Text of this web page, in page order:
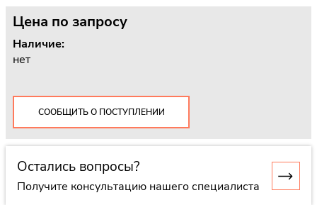
Цена по запросу
Наличие:
нет
СООБЩИТЬ О ПОСТУПЛЕНИИ
Остались вопросы?
Получите консультацию нашего специалиста